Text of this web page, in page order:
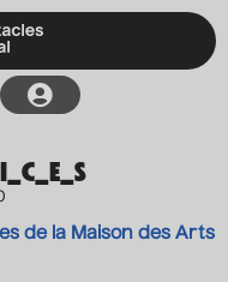
de la Maison des Arts